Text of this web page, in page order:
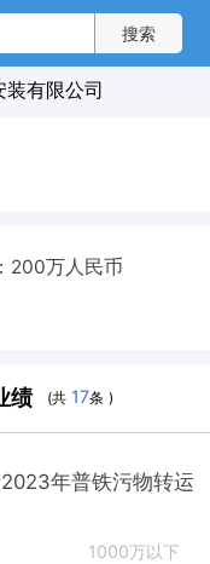
装有限公司
200万人民币
绩 (共 17条 )
年普铁污物转运
1000万以下